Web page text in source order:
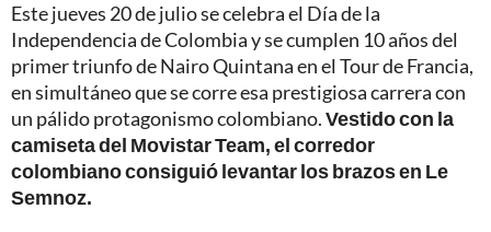
Este jueves 20 de julio se celebra el Día de la
Independencia de Colombia y se cumplen 10 años del
primer triunfo de Nairo Quintana en el Tour de Francia,
en simultáneo que se corre esa prestigiosa carrera con
un pálido protagonismo colombiano.Vestido con la
camiseta del Movistar Team, el corredor
colombiano consiguió levantar los brazos en Le
Semnoz.